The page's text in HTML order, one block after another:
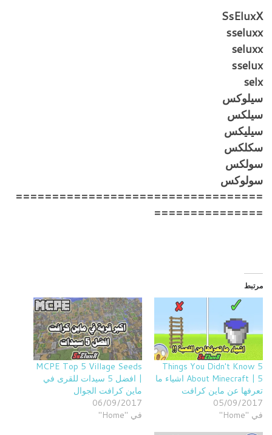
SsEluxX
sseluxx
seluxx
sselux
selx
سيلوكس
سيلكس
سيليكس
سكلكس
سولكس
سولوكس
==================================
===============
مرتبط
5 Things You Didn't Know
About Minecraft | 5 اشياء ما
تعرفها عن ماين كرافت
05/09/2017
في "Home"
MCPE Top 5 Village Seeds
| افضل 5 سيدات للقرى في
ماين كرافت الجوال
06/09/2017
في "Home"